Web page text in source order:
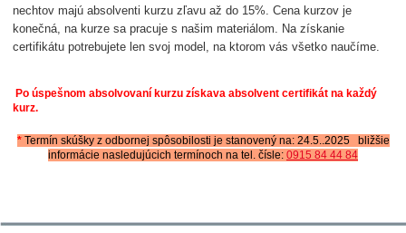
nechtov majú absolventi kurzu zľavu až do 15%. Cena kurzov je
konečná, na kurze sa pracuje s našim materiálom. Na získanie
certifikátu potrebujete len svoj model, na ktorom vás všetko naučíme.
Po úspešnom absolvovaní kurzu získava absolvent certifikát na každý
kurz.
* Termín skúšky z odbornej spôsobilosti je stanovený na: 24.5..2025 bližšie
informácie nasledujúcich termínoch na tel. čísle: 0915 84 44 84